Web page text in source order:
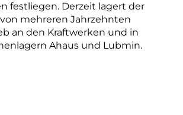
festliegen. Derzeit lagert der
mehreren Jahrzehnten
an den Kraftwerken und in
Ahaus und Lubmin.